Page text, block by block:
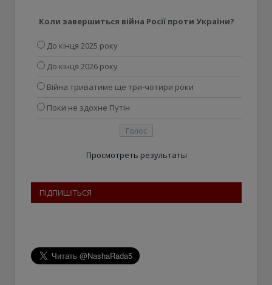
Коли завершиться війна Росії проти України?
До кінця 2025 року
До кінця 2026 року
Війна триватиме ще три-чотири роки
Поки не здохне Путін
Просмотреть результаты
ПІДПИШІТЬСЯ